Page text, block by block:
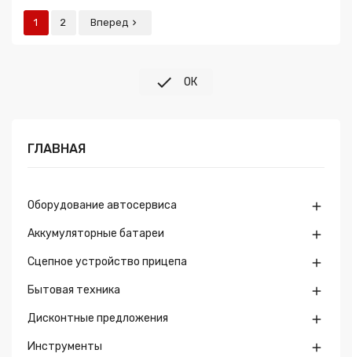
1 2 Вперед 
 ОК
ГЛАВНАЯ
Оборудование автосервиса 
Аккумуляторные батареи 
Сцепное устройство прицепа 
Бытовая техника 
Дисконтные предложения 
Инструменты 